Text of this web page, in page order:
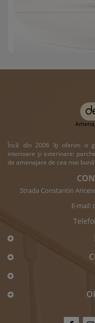
Încă din 2006 îți oferim o
interioare și exterioare:
de amenajare de cea mai
Strada Constantin
E-mail: